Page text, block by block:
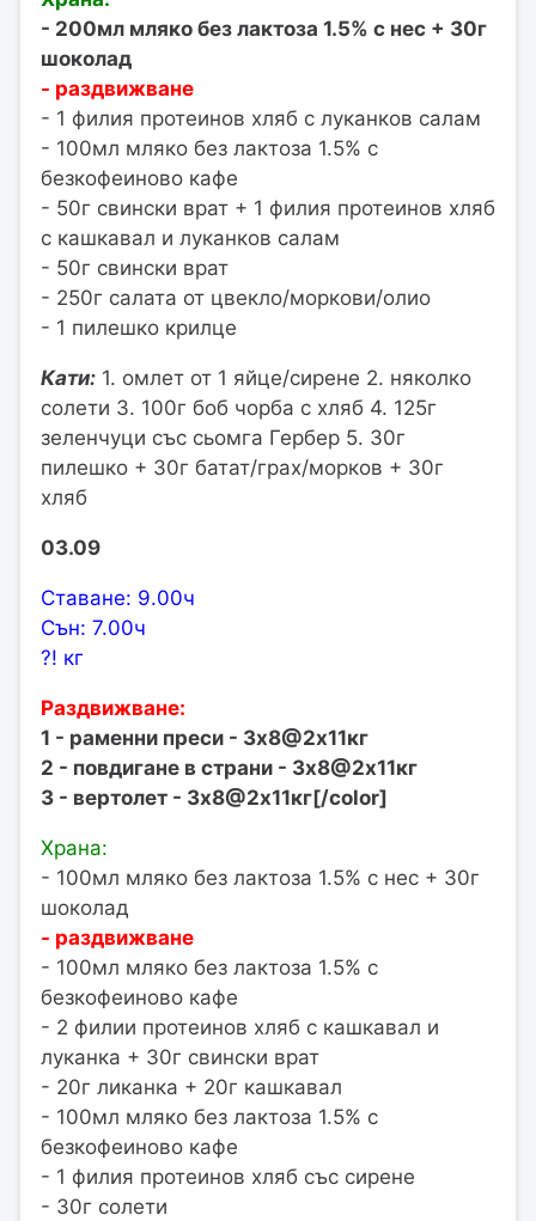
- 200мл мляко без лактоза 1.5% с нес + 30г
шоколад
- раздвижване
- 1 филия протеинов хляб с луканков салам
- 100мл мляко без лактоза 1.5% с
безкофеиново кафе
- 50г свински врат + 1 филия протеинов хляб
с кашкавал и луканков салам
- 50г свински врат
- 250г салата от цвекло/моркови/олио
- 1 пилешко крилце
Кати: 1. омлет от 1 яйце/сирене 2. няколко
солети 3. 100г боб чорба с хляб 4. 125г
зеленчуци със сьомга Гербер 5. 30г
пилешко + 30г батат/грах/морков + 30г
хляб
03.09
Ставане: 9.00ч
Сън: 7.00ч
?! кг
Раздвижване:
1 - раменни преси - 3х8@2х11кг
2 - повдигане в страни - 3х8@2х11кг
3 - вертолет - 3х8@2х11кг[/color]
Храна:
- 100мл мляко без лактоза 1.5% с нес + 30г
шоколад
- раздвижване
- 100мл мляко без лактоза 1.5% с
безкофеиново кафе
- 2 филии протеинов хляб с кашкавал и
луканка + 30г свински врат
- 20г ликанка + 20г кашкавал
- 100мл мляко без лактоза 1.5% с
безкофеиново кафе
- 1 филия протеинов хляб със сирене
- 30г солети